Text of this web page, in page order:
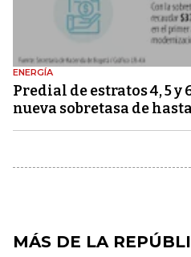
ENERGÍA
Predial de estratos 4, 5 y
nueva sobretasa de
MÁS DE LA